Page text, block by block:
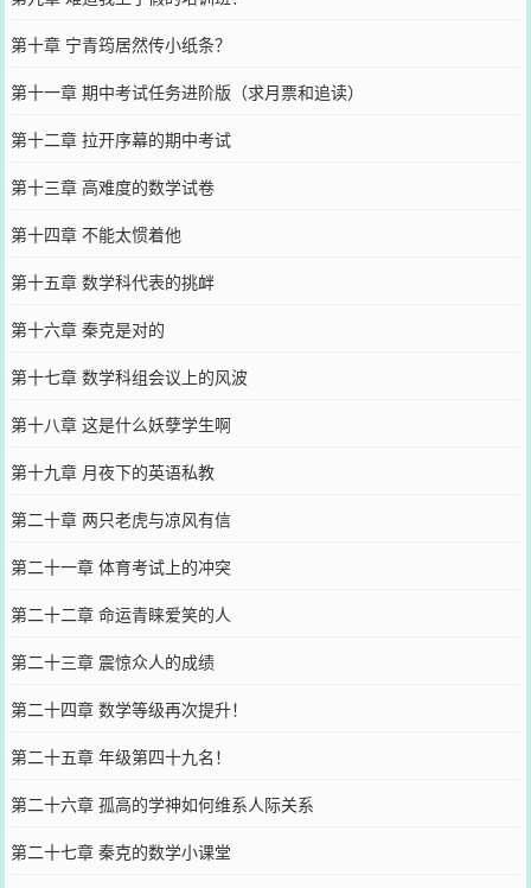
第十章 宁青筠居然传小纸条？
第十一章 期中考试任务进阶版（求月票和追读）
第十二章 拉开序幕的期中考试
第十三章 高难度的数学试卷
第十四章 不能太惯着他
第十五章 数学科代表的挑衅
第十六章 秦克是对的
第十七章 数学科组会议上的风波
第十八章 这是什么妖孽学生啊
第十九章 月夜下的英语私教
第二十章 两只老虎与凉风有信
第二十一章 体育考试上的冲突
第二十二章 命运青睐爱笑的人
第二十三章 震惊众人的成绩
第二十四章 数学等级再次提升！
第二十五章 年级第四十九名！
第二十六章 孤高的学神如何维系人际关系
第二十七章 秦克的数学小课堂